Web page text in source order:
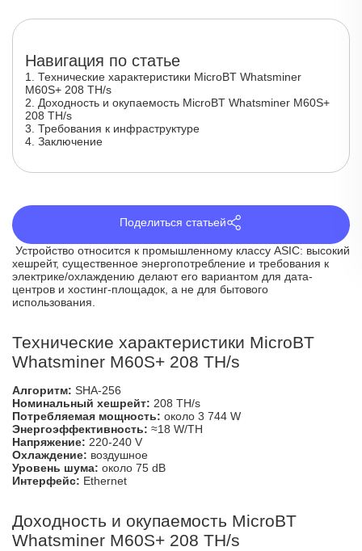
Навигация по статье
1. Технические характеристики MicroBT Whatsminer
M60S+ 208 TH/s
2. Доходность и окупаемость MicroBT Whatsminer M60S+
208 TH/s
3. Требования к инфраструктуре
4. Заключение
Поделиться статьей
Устройство относится к промышленному классу ASIC: высокий
хешрейт, существенное энергопотребление и требования к
электрике/охлаждению делают его вариантом для дата-
центров и хостинг-площадок, а не для бытового
использования.
Технические характеристики MicroBT
Whatsminer M60S+ 208 TH/s
Алгоритм: SHA-256
Номинальный хешрейт: 208 TH/s
Потребляемая мощность: около 3 744 W
Энергоэффективность: ≈18 W/TH
Напряжение: 220-240 V
Охлаждение: воздушное
Уровень шума: около 75 dB
Интерфейс: Ethernet
Доходность и окупаемость MicroBT
Whatsminer M60S+ 208 TH/s